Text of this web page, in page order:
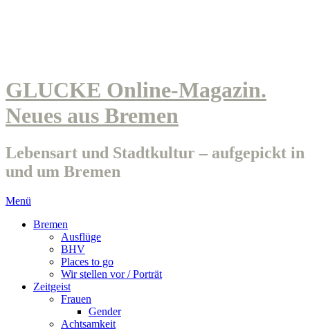
GLUCKE Online-Magazin.
Neues aus Bremen
Lebensart und Stadtkultur – aufgepickt in
und um Bremen
Menü
Bremen
Ausflüge
BHV
Places to go
Wir stellen vor / Porträt
Zeitgeist
Frauen
Gender
Achtsamkeit